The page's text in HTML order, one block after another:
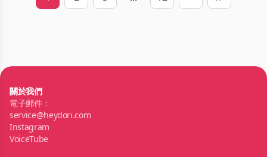
Next Last
關於我們
電子郵件：
service@heydori.com
Instagram
VoiceTube